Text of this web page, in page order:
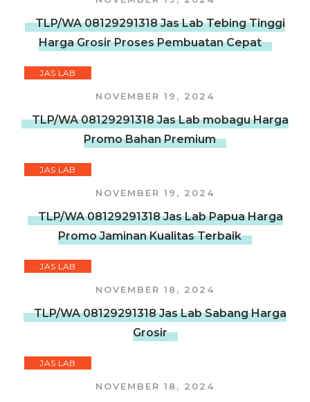
TLP/WA 08129291318 Jas Lab Tebing Tinggi
Harga Grosir Proses Pembuatan Cepat
JAS LAB
NOVEMBER 19, 2024
TLP/WA 08129291318 Jas Lab mobagu Harga
Promo Bahan Premium
JAS LAB
NOVEMBER 19, 2024
TLP/WA 08129291318 Jas Lab Papua Harga
Promo Jaminan Kualitas Terbaik
JAS LAB
NOVEMBER 18, 2024
TLP/WA 08129291318 Jas Lab Sabang Harga
Grosir
JAS LAB
NOVEMBER 18, 2024